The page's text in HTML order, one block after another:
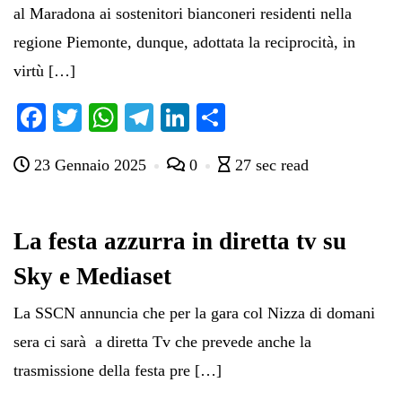
al Maradona ai sostenitori bianconeri residenti nella
regione Piemonte, dunque, adottata la reciprocità, in
virtù […]
Fa
bo
T
tte
W
ts
pp
Te
gr
m
Li
ed di
di
23 Gennaio 2025 0 27 sec read
​La festa azzurra in diretta tv su
Sky e Mediaset
La SSCN annuncia che per la gara col Nizza di domani
sera ci sarà a diretta Tv che prevede anche la
trasmissione della festa pre […]